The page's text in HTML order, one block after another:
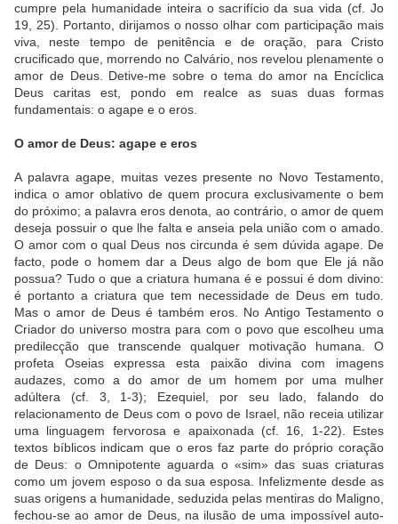
cumpre pela humanidade inteira o sacrifício da sua vida (cf. Jo
19, 25). Portanto, dirijamos o nosso olhar com participação mais
viva, neste tempo de penitência e de oração, para Cristo
crucificado que, morrendo no Calvário, nos revelou plenamente o
amor de Deus. Detive-me sobre o tema do amor na Encíclica
Deus caritas est, pondo em realce as suas duas formas
fundamentais: o agape e o eros.
O amor de Deus: agape e eros
A palavra agape, muitas vezes presente no Novo Testamento,
indica o amor oblativo de quem procura exclusivamente o bem
do próximo; a palavra eros denota, ao contrário, o amor de quem
deseja possuir o que lhe falta e anseia pela união com o amado.
O amor com o qual Deus nos circunda é sem dúvida agape. De
facto, pode o homem dar a Deus algo de bom que Ele já não
possua? Tudo o que a criatura humana é e possui é dom divino:
é portanto a criatura que tem necessidade de Deus em tudo.
Mas o amor de Deus é também eros. No Antigo Testamento o
Criador do universo mostra para com o povo que escolheu uma
predilecção que transcende qualquer motivação humana. O
profeta Oseias expressa esta paixão divina com imagens
audazes, como a do amor de um homem por uma mulher
adúltera (cf. 3, 1-3); Ezequiel, por seu lado, falando do
relacionamento de Deus com o povo de Israel, não receia utilizar
uma linguagem fervorosa e apaixonada (cf. 16, 1-22). Estes
textos bíblicos indicam que o eros faz parte do próprio coração
de Deus: o Omnipotente aguarda o «sim» das suas criaturas
como um jovem esposo o da sua esposa. Infelizmente desde as
suas origens a humanidade, seduzida pelas mentiras do Maligno,
fechou-se ao amor de Deus, na ilusão de uma impossível auto-